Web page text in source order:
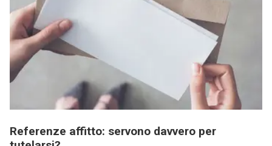
Referenze affitto: servono davvero per